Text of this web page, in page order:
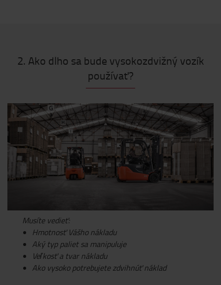
2. Ako dlho sa bude vysokozdvižný vozík
používať?
Musíte vedieť:
Hmotnosť Vášho nákladu
Aký typ paliet sa manipuluje
Veľkosť a tvar nákladu
Ako vysoko potrebujete zdvihnúť náklad